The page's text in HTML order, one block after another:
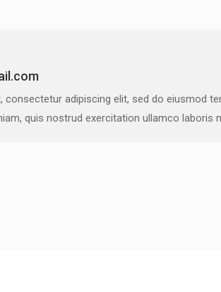
adipiscing elit, sed do eiusmod
quis nostrud exercitation ullamco laboris